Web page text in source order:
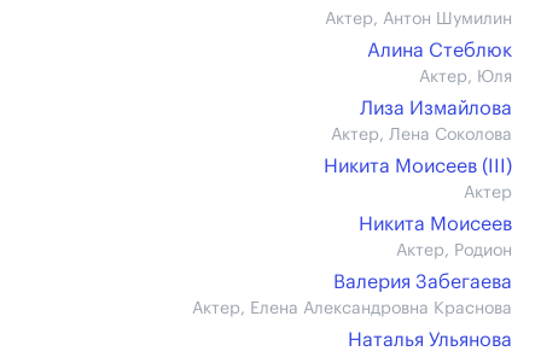
Актер, Антон Шумилин
Алина Стеблюк
Актер, Юля
Лиза Измайлова
Актер, Лена Соколова
Никита Моисеев (III)
Актер
Никита Моисеев
Актер, Родион
Валерия Забегаева
Актер, Елена Александровна Краснова
Наталья Ульянова